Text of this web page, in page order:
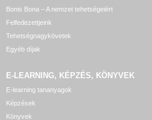
Bonis Bona – A nemzet tehetségeiért
Felfedezettjeink
Tehetségnagykövetek
Egyéb díjak
E-LEARNING, KÉPZÉS, KÖNYVEK
E-learning tananyagok
Képzések
Könyvek